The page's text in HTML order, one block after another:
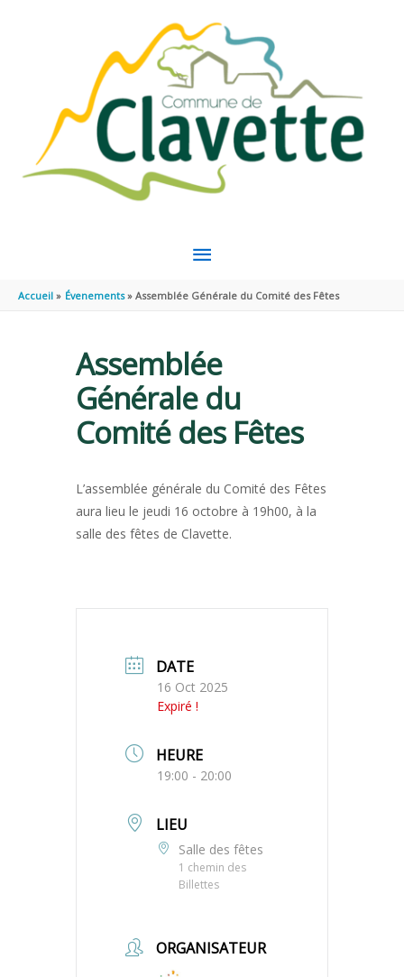
MENU
PRINCIPAL
Accueil Évenements Assemblée Générale du Comité des Fêtes
Assemblée
Générale du
Comité des Fêtes
L’assemblée générale du Comité des Fêtes
aura lieu le jeudi 16 octobre à 19h00, à la
salle des fêtes de Clavette.
DATE
16 Oct 2025
Expiré !
HEURE
19:00 - 20:00
LIEU
Salle des fêtes
1 chemin des
Billettes
ORGANISATEUR